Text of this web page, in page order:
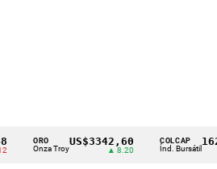
Onza Troy
US$3342,60
▲ 8.20
COLCAP
Índ. Bursátil